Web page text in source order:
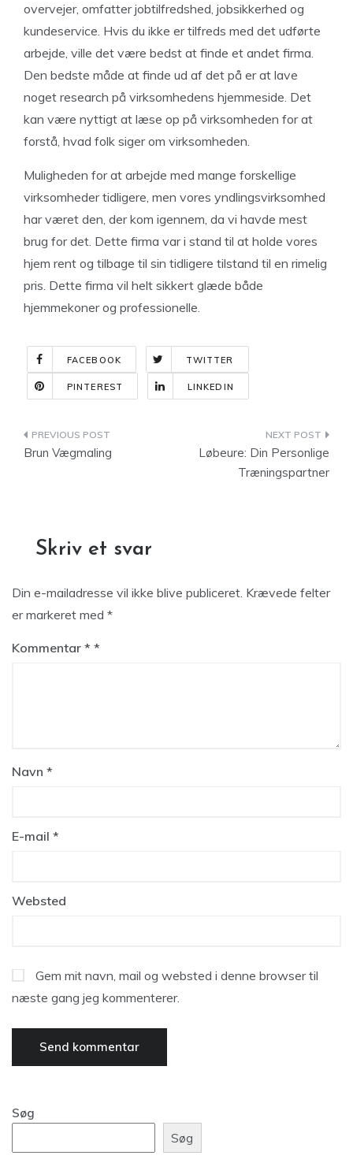
overvejer, omfatter jobtilfredshed, jobsikkerhed og
kundeservice. Hvis du ikke er tilfreds med det udførte
arbejde, ville det være bedst at finde et andet firma.
Den bedste måde at finde ud af det på er at lave
noget research på virksomhedens hjemmeside. Det
kan være nyttigt at læse op på virksomheden for at
forstå, hvad folk siger om virksomheden.
Muligheden for at arbejde med mange forskellige
virksomheder tidligere, men vores yndlingsvirksomhed
har været den, der kom igennem, da vi havde mest
brug for det. Dette firma var i stand til at holde vores
hjem rent og tilbage til sin tidligere tilstand til en rimelig
pris. Dette firma vil helt sikkert glæde både
hjemmekoner og professionelle.
FACEBOOK TWITTER
PINTEREST LINKEDIN
Indlægsnavigation
Brun Vægmaling
Løbeure: Din Personlige
Træningspartner
Skriv et svar
Din e-mailadresse vil ikke blive publiceret. Krævede felter
er markeret med *
Kommentar *
Navn *
E-mail *
Websted
Gem mit navn, mail og websted i denne browser til
næste gang jeg kommenterer.
Søg
Søg